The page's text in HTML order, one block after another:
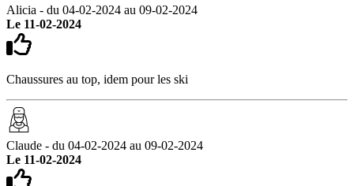
Alicia - du 04-02-2024 au 09-02-2024
Le 11-02-2024
Chaussures au top, idem pour les ski
Claude - du 04-02-2024 au 09-02-2024
Le 11-02-2024